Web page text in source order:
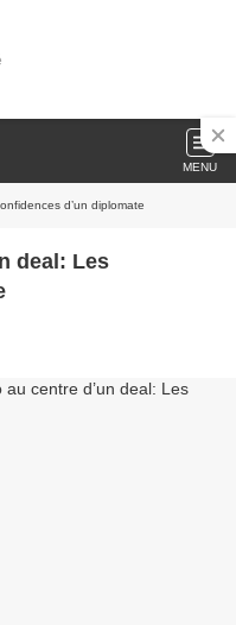
MENU
d’un diplomate
deal: Les